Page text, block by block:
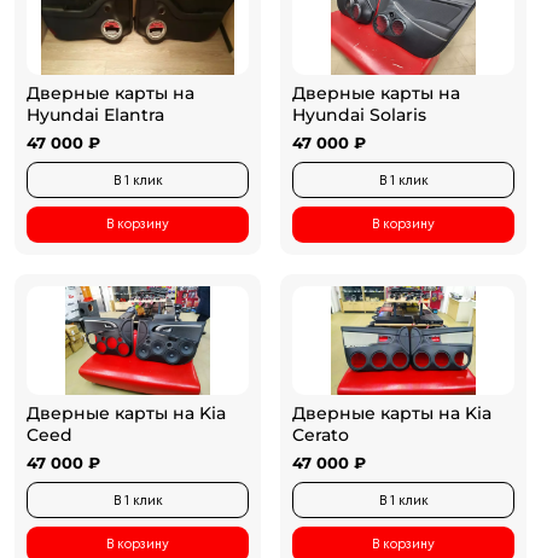
Дверные карты на
Hyundai Elantra
47 000 ₽
В 1 клик
В корзину
Дверные карты на
Hyundai Solaris
47 000 ₽
В 1 клик
В корзину
Дверные карты на Kia
Ceed
47 000 ₽
В 1 клик
В корзину
Дверные карты на Kia
Cerato
47 000 ₽
В 1 клик
В корзину